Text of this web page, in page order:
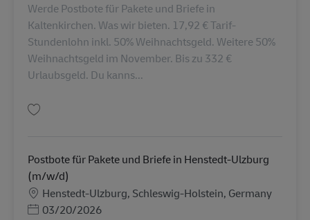
Werde Postbote für Pakete und Briefe in
Kaltenkirchen. Was wir bieten. 17,92 € Tarif-
Stundenlohn inkl. 50% Weihnachtsgeld. Weitere 50%
Weihnachtsgeld im November. Bis zu 332 €
Urlaubsgeld. Du kanns...
Postbote für Pakete und Briefe in Henstedt-Ulzburg
(m/w/d)
Localização
Henstedt-Ulzburg, Schleswig-Holstein, Germany
Posted Date
03/20/2026